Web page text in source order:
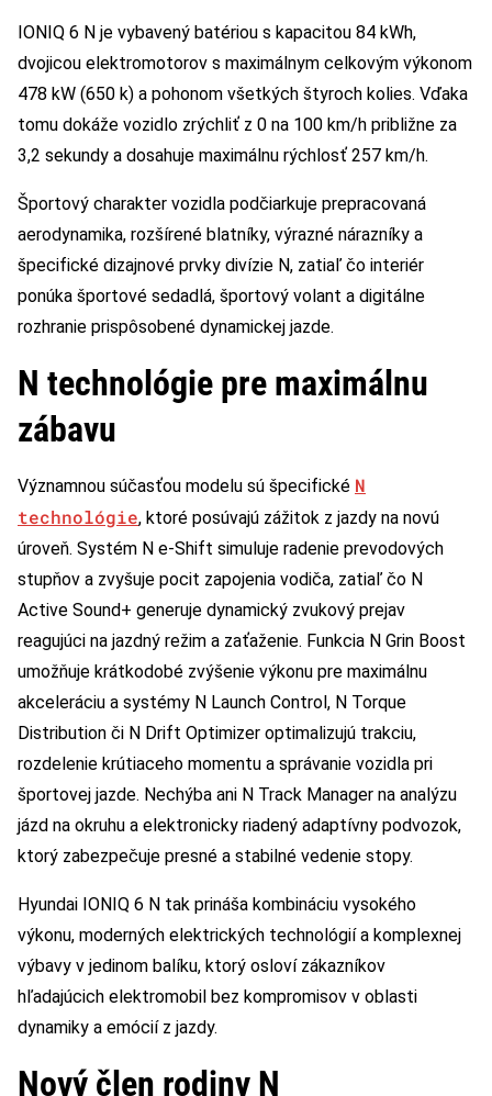
IONIQ 6 N je vybavený batériou s kapacitou 84 kWh,
dvojicou elektromotorov s maximálnym celkovým výkonom
478 kW (650 k) a pohonom všetkých štyroch kolies. Vďaka
tomu dokáže vozidlo zrýchliť z 0 na 100 km/h približne za
3,2 sekundy a dosahuje maximálnu rýchlosť 257 km/h.
Športový charakter vozidla podčiarkuje prepracovaná
aerodynamika, rozšírené blatníky, výrazné nárazníky a
špecifické dizajnové prvky divízie N, zatiaľ čo interiér
ponúka športové sedadlá, športový volant a digitálne
rozhranie prispôsobené dynamickej jazde.
N technológie pre maximálnu
zábavu
Významnou súčasťou modelu sú špecifické N
technológie, ktoré posúvajú zážitok z jazdy na novú
úroveň. Systém N e-Shift simuluje radenie prevodových
stupňov a zvyšuje pocit zapojenia vodiča, zatiaľ čo N
Active Sound+ generuje dynamický zvukový prejav
reagujúci na jazdný režim a zaťaženie. Funkcia N Grin Boost
umožňuje krátkodobé zvýšenie výkonu pre maximálnu
akceleráciu a systémy N Launch Control, N Torque
Distribution či N Drift Optimizer optimalizujú trakciu,
rozdelenie krútiaceho momentu a správanie vozidla pri
športovej jazde. Nechýba ani N Track Manager na analýzu
jázd na okruhu a elektronicky riadený adaptívny podvozok,
ktorý zabezpečuje presné a stabilné vedenie stopy.
Hyundai IONIQ 6 N tak prináša kombináciu vysokého
výkonu, moderných elektrických technológií a komplexnej
výbavy v jedinom balíku, ktorý osloví zákazníkov
hľadajúcich elektromobil bez kompromisov v oblasti
dynamiky a emócií z jazdy.
Nový člen rodiny N